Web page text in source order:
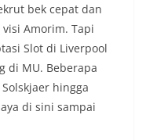
bek cepat dan
Amorim. Tapi
Slot di Liverpool
di MU. Beberapa
hingga
di sini sampai